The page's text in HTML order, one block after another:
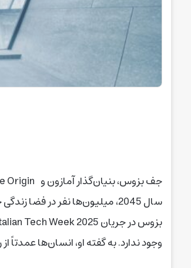
سال 2045، میلیون‌ها نفر در
وجود ندارد. به گفته او، انسان‌ها